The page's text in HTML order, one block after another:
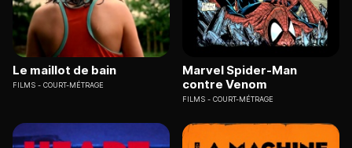
Le maillot de bain
FILMS COURT-MÉTRAGE
Marvel Spider-Man
contre Venom
FILMS COURT-MÉTRAGE